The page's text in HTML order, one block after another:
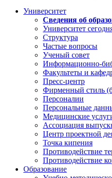
Университет
Сведения об
Университет
Структура
Частые вопросы
Ученый совет
Информационно-
Факультеты и
Пресс-центр
Фирменный стиль
Персоналии
Персональные
Медицинские
Ассоциация
Центр проектной
Точка кипения
Противодействие
Противодействие
Образование